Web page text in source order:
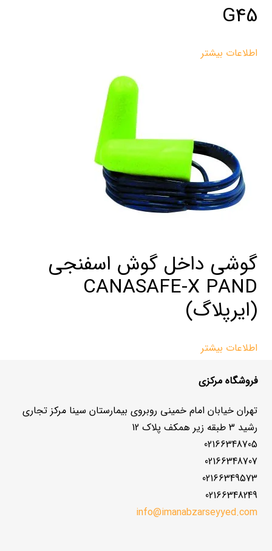
G45
اطلاعات بیشتر
گوشی داخل گوش اسفنجی
CANASAFE-X PAND
(ایرپلاگ)
اطلاعات بیشتر
فروشگاه مرکزی
تهران خیابان امام خمینی روبروی بیمارستان سینا مرکز تجاری
رشید 3 طبقه زیر همکف پلاک 12
02166348705
02166348707
02166349573
02166348249
info@imanabzarseyyed.com